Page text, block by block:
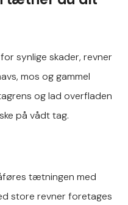
synlige skader, revner
mos og gammel
og lad overfladen
på vådt tag.
tætningen med
store revner foretages